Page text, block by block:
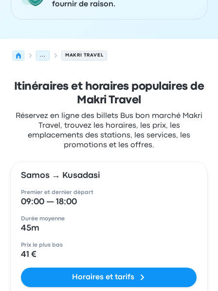
fournir de raison.
... MAKRI TRAVEL
Itinéraires et horaires populaires de
Makri Travel
Réservez en ligne des billets Bus bon marché Makri
Travel, trouvez les horaires, les prix, les
emplacements des stations, les services, les
promotions et les offres.
Samos → Kusadasi
Premier et dernier départ
09:00 — 18:00
Durée moyenne
45m
Prix le plus bas
41 €
Horaires et tarifs